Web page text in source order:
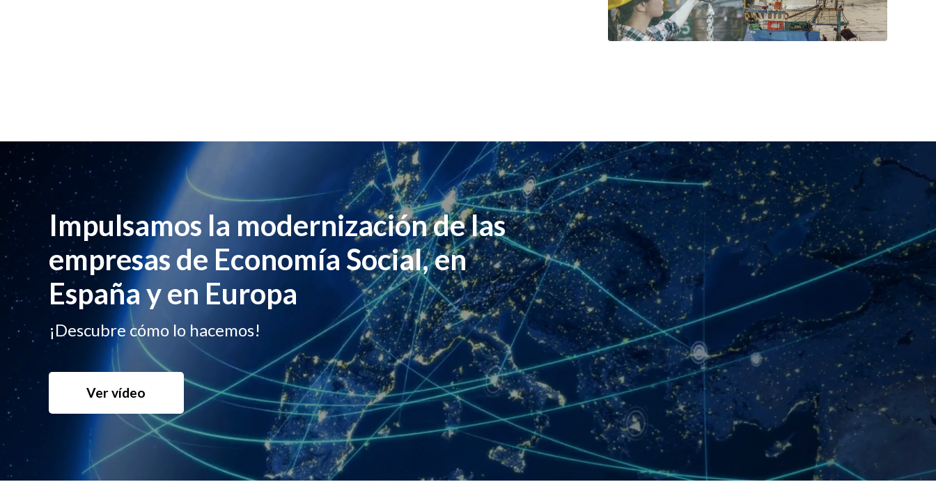
Impulsamos la modernización de las
empresas de Economía Social, en
España y en Europa
¡Descubre cómo lo hacemos!
Ver vídeo